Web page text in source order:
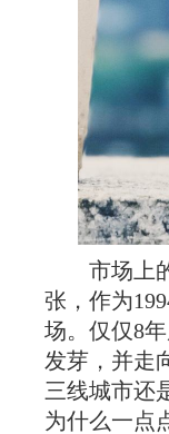
市场上
张，作为
场。仅仅8
发芽，并走
三线城市还
为什么一点